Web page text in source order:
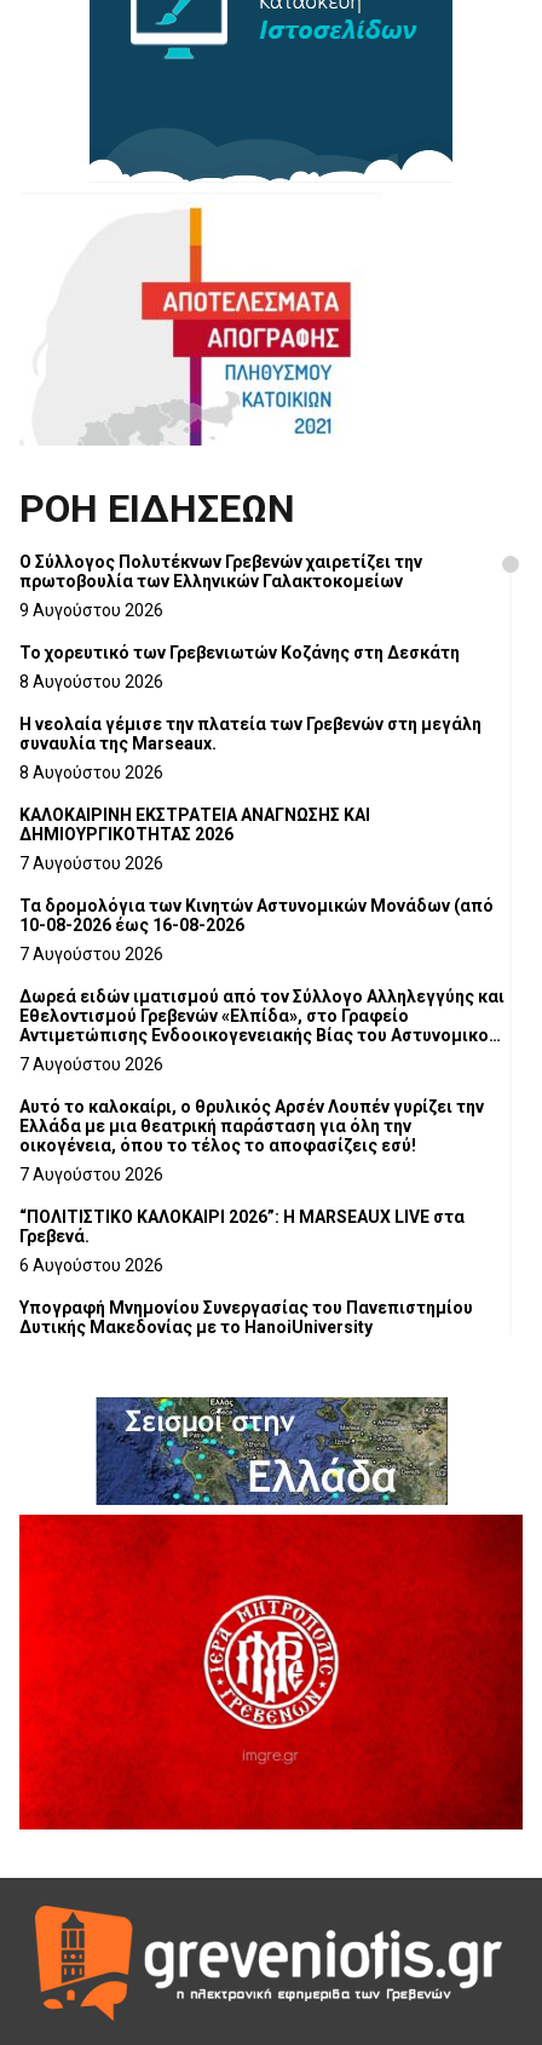
ΡΟΗ ΕΙΔΗΣΕΩΝ
Ο Σύλλογος Πολυτέκνων Γρεβενών χαιρετίζει την
πρωτοβουλία των Ελληνικών Γαλακτοκομείων
9 Αυγούστου 2026
Το χορευτικό των Γρεβενιωτών Κοζάνης στη Δεσκάτη
8 Αυγούστου 2026
Η νεολαία γέμισε την πλατεία των Γρεβενών στη μεγάλη
συναυλία της Marseaux.
8 Αυγούστου 2026
ΚΑΛΟΚΑΙΡΙΝΗ ΕΚΣΤΡΑΤΕΙΑ ΑΝΑΓΝΩΣΗΣ ΚΑΙ
ΔΗΜΙΟΥΡΓΙΚΟΤΗΤΑΣ 2026
7 Αυγούστου 2026
Τα δρομολόγια των Κινητών Αστυνομικών Μονάδων (από
10-08-2026 έως 16-08-2026
7 Αυγούστου 2026
Δωρεά ειδών ιματισμού από τον Σύλλογο Αλληλεγγύης και
Εθελοντισμού Γρεβενών «Ελπίδα», στο Γραφείο
Αντιμετώπισης Ενδοοικογενειακής Βίας του Αστυνομικού
Τμήματος Γρεβενών
7 Αυγούστου 2026
Αυτό το καλοκαίρι, ο θρυλικός Αρσέν Λουπέν γυρίζει την
Ελλάδα με μια θεατρική παράσταση για όλη την
οικογένεια, όπου το τέλος το αποφασίζεις εσύ!
7 Αυγούστου 2026
“ΠΟΛΙΤΙΣΤΙΚΟ ΚΑΛΟΚΑΙΡΙ 2026”: Η MARSEAUX LIVE στα
Γρεβενά.
6 Αυγούστου 2026
Υπογραφή Μνημονίου Συνεργασίας του Πανεπιστημίου
Δυτικής Μακεδονίας με το HanoiUniversity
Σε απόγνωση λόγω αδέσποτων
6 Αυγούστου 2026
ΔΙΑΚΟΠΗ ΗΛΕΚΤΡΙΚΟΥ ΡΕΥΜΑΤΟΣ
6 Αυγούστου 2026
Ολοκληρώνεται η ασφαλτόστρωση της οδού Περιβόλι –
Αβδέλλα
6 Αυγούστου 2026
H παραδοχή λαθών είναι (και) δύναμη
5 Αυγούστου 2026
Ο ΑΝΔΡΕΑΣ ΑΣΛΑΝΙΔΗΣ ΣΥΝΕΧΙΖΕΙ ΣΤΟΝ ΠΡΩΤΕΑ
ΓΡΕΒΕΝΩΝ
5 Αυγούστου 2026
Ευχαριστήριο Εκπολιτιστικού Συλλόγου Ταξιάρχη προς κ.
Παρασχάκη Αθανάσιο
5 Αυγούστου 2026
Η Marseaux στα Γρεβενά για μια μοναδική συναυλία
5 Αυγούστου 2026